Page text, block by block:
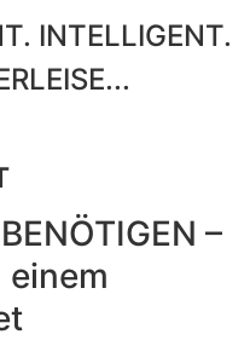
INTELLIGENT.
–
einem